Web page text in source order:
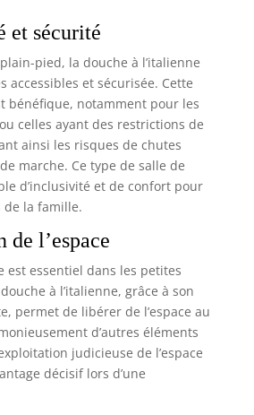
et sécurité
pied, la douche à l’italienne
accessibles et sécurisée. Cette
bénéfique, notamment pour les
celles ayant des restrictions de
ainsi les risques de chutes
marche. Ce type de salle de
d’inclusivité et de confort pour
de la famille.
l’espace
est essentiel dans les petites
à l’italienne, grâce à son
permet de libérer de l’espace au
d’autres éléments
judicieuse de l’espace
décisif lors d’une